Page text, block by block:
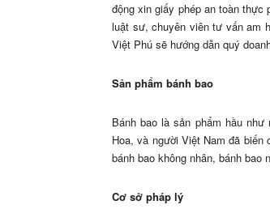
động xin giấy phép an toàn thực
luật sư, chuyên viên tư vấn am
Việt Phú sẽ hướng dẫn quý
Sản phẩm bánh bao
Bánh bao là sản phẩm hầu
Hoa, và người Việt Nam đã
bánh bao không nhân, bánh
Cơ sở pháp lý